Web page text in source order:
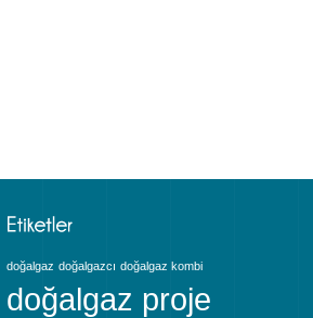
doğalgaz doğalgazcı doğalgaz kombi
doğalgaz proje